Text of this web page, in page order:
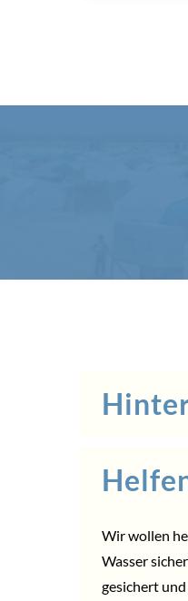
Wir wollen
Wasser
gesichert